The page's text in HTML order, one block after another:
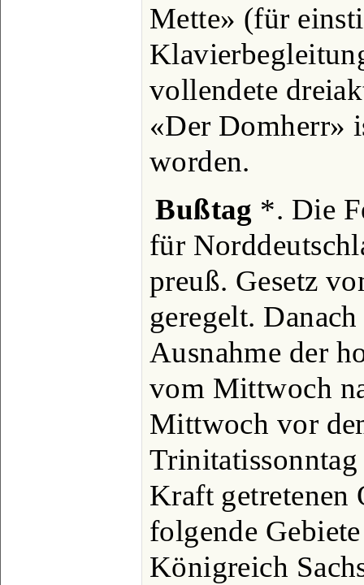
Mette» (für
vollendete
«Der Domherr»
worden.
Bußtag *. Die
für
preuß. Gesetz
geregelt.
Ausnahme der
vom Mittwoch
Mittwoch vor
Kraft getretenen
folgende
Königreich